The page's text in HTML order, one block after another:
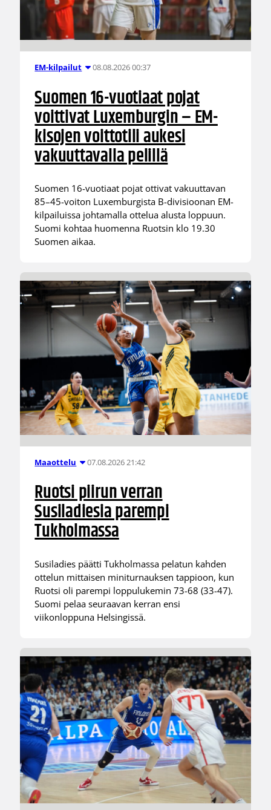
EM-kilpailut 08.08.2026 00:37
Suomen 16-vuotiaat pojat
voittivat Luxemburgin – EM-
kisojen voittotili aukesi
vakuuttavalla pelillä
Suomen 16-vuotiaat pojat ottivat vakuuttavan
85–45-voiton Luxemburgista B-divisioonan EM-
kilpailuissa johtamalla ottelua alusta loppuun.
Suomi kohtaa huomenna Ruotsin klo 19.30
Suomen aikaa.
Maaottelu 07.08.2026 21:42
Ruotsi piirun verran
Susiladiesia parempi
Tukholmassa
Susiladies päätti Tukholmassa pelatun kahden
ottelun mittaisen miniturnauksen tappioon, kun
Ruotsi oli parempi loppulukemin 73-68 (33-47).
Suomi pelaa seuraavan kerran ensi
viikonloppuna Helsingissä.